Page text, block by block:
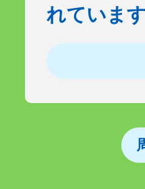
れていま